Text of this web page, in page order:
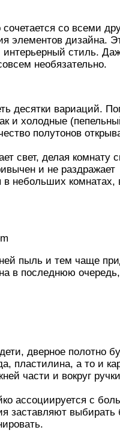
со всеми
элементов дизайна.
интерьерный стиль.
необязательно.
десятки вариаций.
и холодные
полутонов
свет, делая комнату
и не раздражает
в небольших комнатах,
пыль и тем чаще
в последнюю
дверное полотно
пластилина, а то и
части и вокруг
ассоциируется с
заставляют выбирать